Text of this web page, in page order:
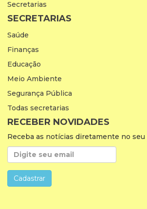
Secretarias
SECRETARIAS
Saúde
Finanças
Educação
Meio Ambiente
Segurança Pública
Todas secretarias
RECEBER NOVIDADES
Receba as notícias diretamente no seu